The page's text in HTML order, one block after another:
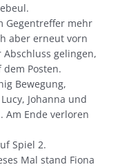
Gegentreffer mehr
aber erneut vorn
gelingen,
Posten.
Bewegung,
Johanna und
Am Ende verloren
Spiel 2.
Mal stand Fiona